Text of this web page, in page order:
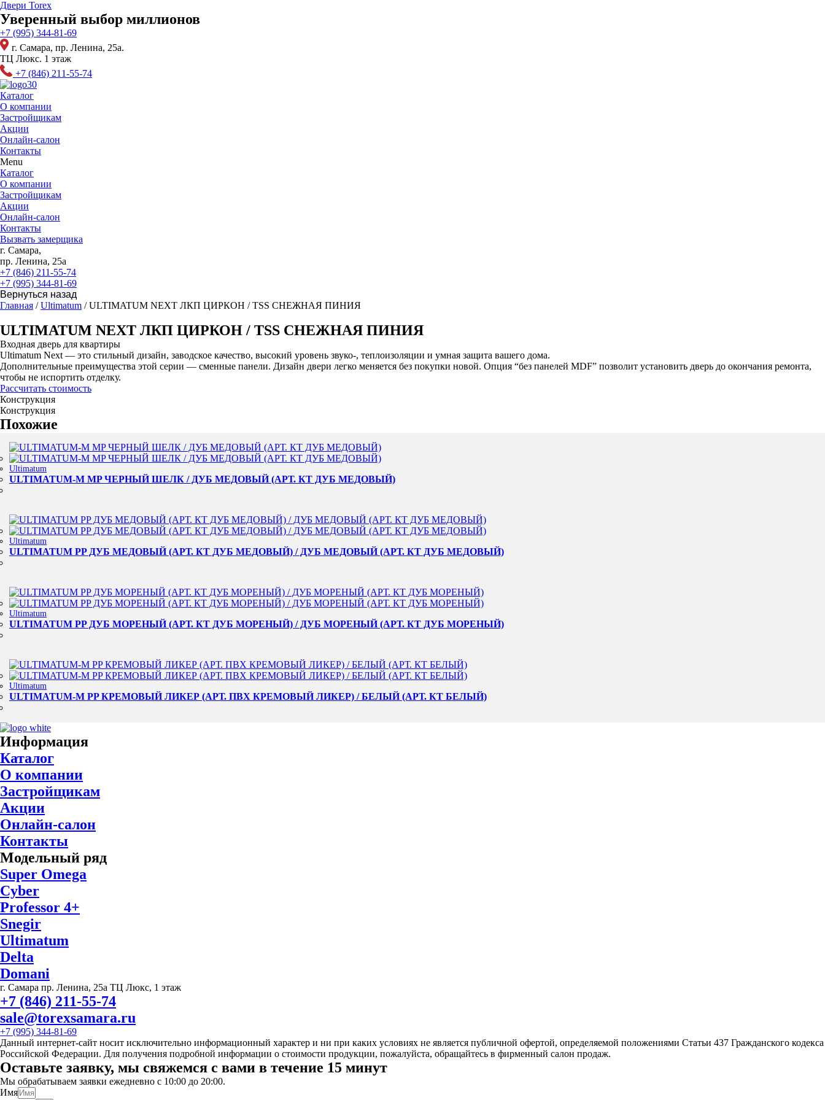
Перейти
к
содержимому
Двери Torex
Уверенный выбор миллионов
+7 (995) 344-81-69
г. Самара, пр. Ленина, 25а.
ТЦ Люкс. 1 этаж
+7 (846) 211-55-74
Каталог
О компании
Застройщикам
Акции
Онлайн-салон
Контакты
Menu
Каталог
О компании
Застройщикам
Акции
Онлайн-салон
Контакты
Вызвать замерщика
г. Самара,
пр. Ленина, 25а
+7 (846) 211-55-74
+7 (995) 344-81-69
Главная /Ultimatum / ULTIMATUM NEXT ЛКП ЦИРКОН / TSS СНЕЖНАЯ ПИНИЯ
ULTIMATUM NEXT ЛКП ЦИРКОН / TSS СНЕЖНАЯ ПИНИЯ
Входная дверь для квартиры
Ultimatum Next — это стильный дизайн, заводское качество, высокий уровень звуко-, теплоизоляции и умная защита вашего дома.
Дополнительные преимущества этой серии — сменные панели. Дизайн двери легко меняется без покупки новой. Опция “без панелей MDF” позволит установить дверь до окончания ремонта,
чтобы не испортить отделку.
Рассчитать стоимость
Конструкция
Конструкция
Похожие
Ultimatum
ULTIMATUM-M MP ЧЕРНЫЙ ШЕЛК / ДУБ МЕДОВЫЙ (АРТ. КТ ДУБ МЕДОВЫЙ)
Ultimatum
ULTIMATUM PP ДУБ МЕДОВЫЙ (АРТ. КТ ДУБ МЕДОВЫЙ) / ДУБ МЕДОВЫЙ (АРТ. КТ ДУБ МЕДОВЫЙ)
Ultimatum
ULTIMATUM PP ДУБ МОРЕНЫЙ (АРТ. КТ ДУБ МОРЕНЫЙ) / ДУБ МОРЕНЫЙ (АРТ. КТ ДУБ МОРЕНЫЙ)
Ultimatum
ULTIMATUM-M PP КРЕМОВЫЙ ЛИКЕР (АРТ. ПВХ КРЕМОВЫЙ ЛИКЕР) / БЕЛЫЙ (АРТ. КТ БЕЛЫЙ)
Информация
Каталог
О компании
Застройщикам
Акции
Онлайн-салон
Контакты
Модельный ряд
Super Omega
Cyber
Professor 4+
Snegir
Ultimatum
Delta
Domani
г. Самара пр. Ленина, 25а ТЦ Люкс, 1 этаж
+7 (846) 211-55-74
sale@torexsamara.ru
+7 (995) 344-81-69
Данный интернет-сайт носит исключительно информационный характер и ни при каких условиях не является публичной офертой, определяемой положениями Статьи 437 Гражданского кодекса
Российской Федерации. Для получения подробной информации о стоимости продукции, пожалуйста, обращайтесь в фирменный салон продаж.
Оставьте заявку, мы свяжемся с вами в течение 15 минут
Мы обрабатываем заявки ежедневно с 10:00 до 20:00.
Имя